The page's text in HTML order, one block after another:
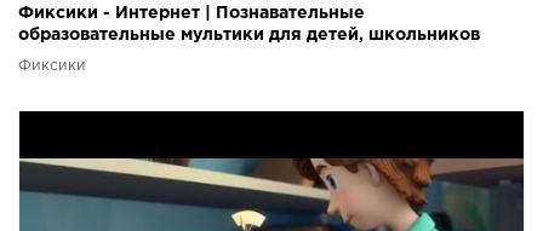
Фиксики - Интернет | Познавательные
образовательные мультики для детей, школьников
Фиксики